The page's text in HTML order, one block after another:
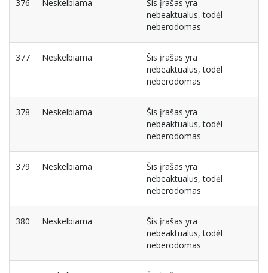
376 Neskelbiama
Šis įrašas yra
nebeaktualus, todėl
neberodomas
377 Neskelbiama
Šis įrašas yra
nebeaktualus, todėl
neberodomas
378 Neskelbiama
Šis įrašas yra
nebeaktualus, todėl
neberodomas
379 Neskelbiama
Šis įrašas yra
nebeaktualus, todėl
neberodomas
380 Neskelbiama
Šis įrašas yra
nebeaktualus, todėl
neberodomas